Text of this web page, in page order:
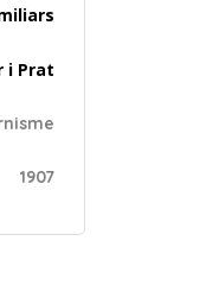
i Prat
1907